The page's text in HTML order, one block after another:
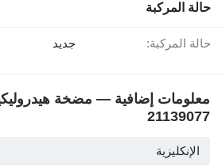
حالة المركبة
حالة المركبة: جديد
21139077
الإنكليزية